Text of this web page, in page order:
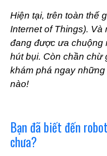
Hiện tại, trên toàn thế
Internet of Things). Và
đang được ưa chuộng
hút bụi. Còn chần chừ
khám phá ngay
nào!
Bạn đã biết đến
chưa?